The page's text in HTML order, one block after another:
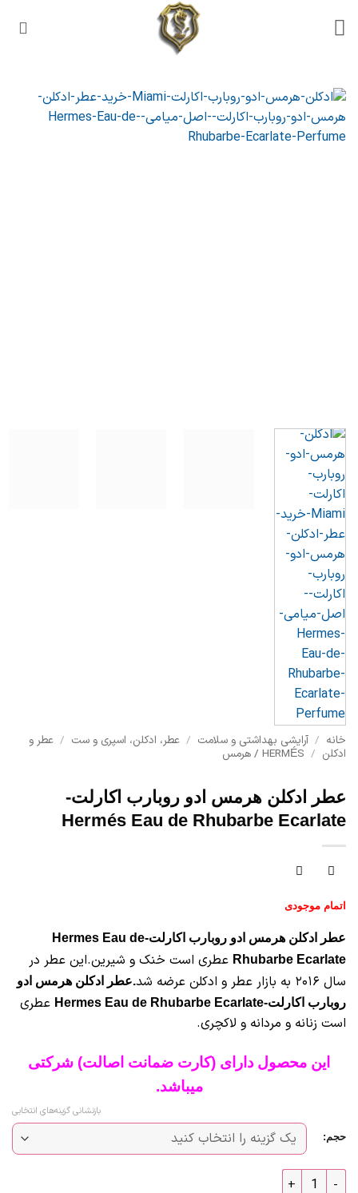
خانه / آرایشی بهداشتی و سلامت / عطر، ادکلن، اسپری و ست / عطر و
ادکلن / HERMÉS / هرمس
عطر ادکلن هرمس ادو روبارب اکارلت-
Hermés Eau de Rhubarbe Ecarlate
اتمام موجودی
عطر ادکلن هرمس ادو روبارب اکارلت-Hermes Eau de
Rhubarbe Ecarlate عطری است خنک و شیرین.این عطر در
سال ۲۰۱۶ به بازار عطر و ادکلن عرضه شد
.عطر ادکلن هرمس ادو
روبارب اکارلت-Hermes Eau de Rhubarbe Ecarlate
عطری
است زنانه و مردانه و لاکچری.
این محصول دارای (کارت ضمانت اصالت) شرکتی
میباشد.
حجم:
بازنشانی گزینه‌های انتخابی
عطر ادکلن هرمس ادو روبارب اکارلت-Hermés Eau de Rhubarbe Ecarlate عدد